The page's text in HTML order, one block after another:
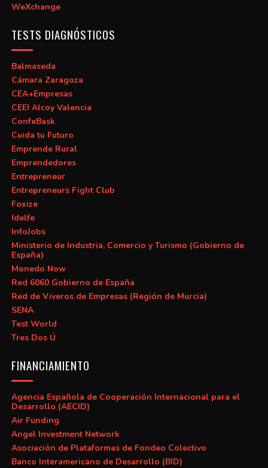
WeXchange
TESTS DIAGNÓSTICOS
Balmaseda
Cámara Zaragoza
CEA+Empresas
CEEI Alcoy Valencia
ConfeBask
Cuida tu Futuro
Emprende Rural
Emprendedores
Entrepreneur
Entrepreneurs Fight Club
Foxize
Idelfe
InfoJobs
Ministerio de Industria, Comercio y Turismo (Gobierno de
España)
Monedo Now
Red 6060 Gobierno de España
Red de Viveros de Empresas (Región de Murcia)
SENA
Test World
Tres Dos Ú
FINANCIAMIENTO
Agencia Española de Cooperación Internacional para el
Desarrollo (AECID)
Air Funding
Angel Investment Network
Asociación de Plataformas de Fondeo Colectivo
Banco Interamericano de Desarrollo (BID)